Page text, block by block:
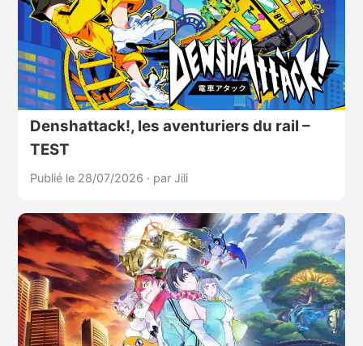
Denshattack!, les aventuriers du rail –
TEST
Publié le 28/07/2026 · par Jili